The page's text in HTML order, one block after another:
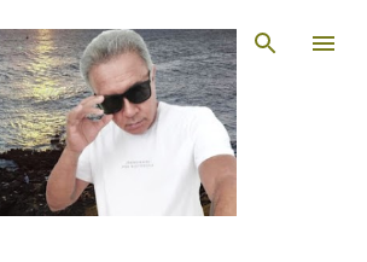
para o conteúdo principal